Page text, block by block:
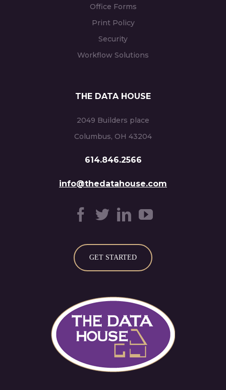
Office Forms
Print Policy
Security
Workflow Solutions
THE DATA HOUSE
2049 Builders place
Columbus, OH 43204
614.846.2566
info@thedatahouse.com
GET STARTED